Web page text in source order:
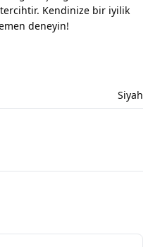
Kendinize bir iyilik
deneyin!
Siyah